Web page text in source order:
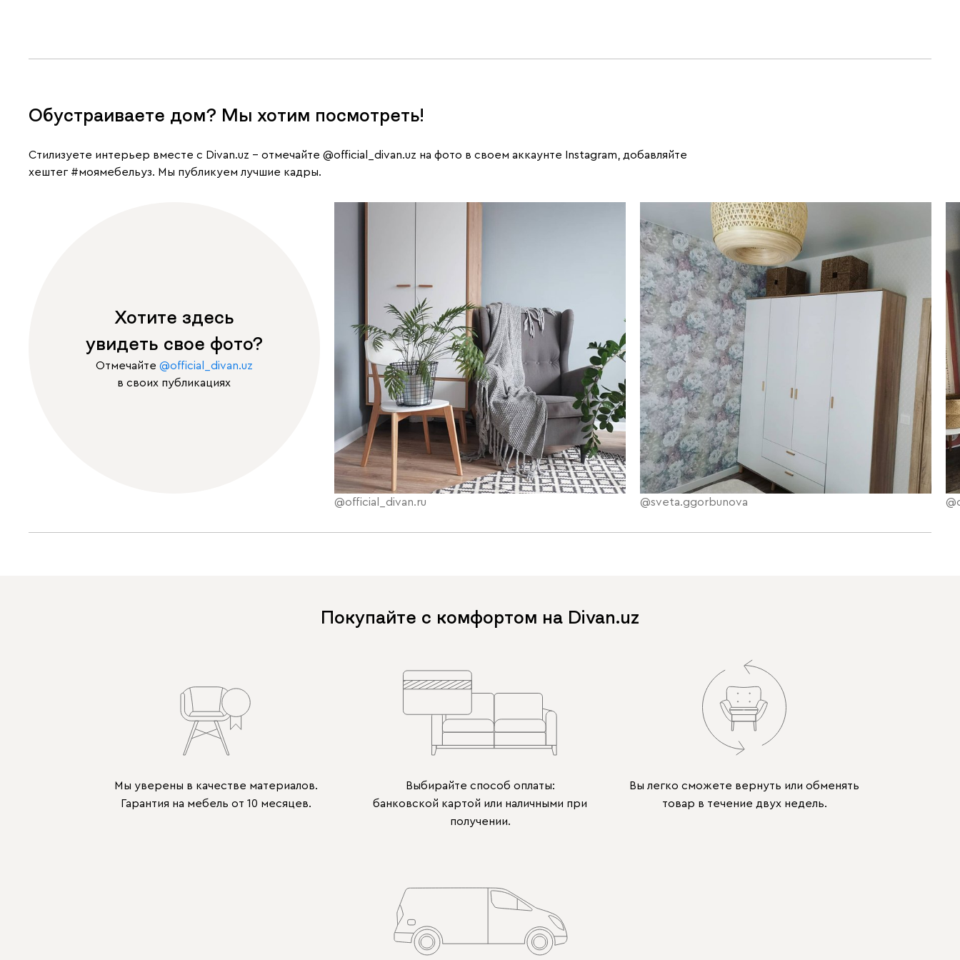
Обустраиваете дом? Мы хотим посмотреть!
Cтилизуете интерьер вместе с Divan.uz – отмечайте @official_divan.uz на фото в своем аккаунте Instagram, добавляйте
хештег #моямебельуз. Мы публикуем лучшие кадры.
Хотите здесь
увидеть свое фото?
Отмечайте @official_divan.uz
в своих публикациях
@official_divan.ru @sveta.ggorbunova
Покупайте с комфортом на Divan.uz
Мы уверены в качестве материалов.
Гарантия на мебель от 10 месяцев.
Выбирайте способ оплаты:
банковской картой или наличными при
получении.
Вы легко сможете вернуть или обменять
товар в течение двух недель.